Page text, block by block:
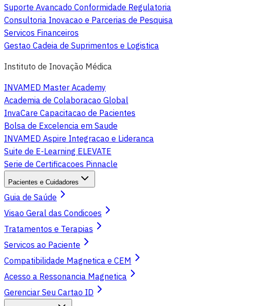
Suporte Avancado Conformidade Regulatoria
Consultoria Inovacao e Parcerias de Pesquisa
Servicos Financeiros
Gestao Cadeia de Suprimentos e Logistica
Instituto de Inovação Médica
INVAMED Master Academy
Academia de Colaboracao Global
InvaCare Capacitacao de Pacientes
Bolsa de Excelencia em Saude
INVAMED Aspire Integracao e Lideranca
Suite de E-Learning ELEVATE
Serie de Certificacoes Pinnacle
Pacientes e Cuidadores
Guia de Saúde
Visao Geral das Condicoes
Tratamentos e Terapias
Servicos ao Paciente
Compatibilidade Magnetica e CEM
Acesso a Ressonancia Magnetica
Gerenciar Seu Cartao ID